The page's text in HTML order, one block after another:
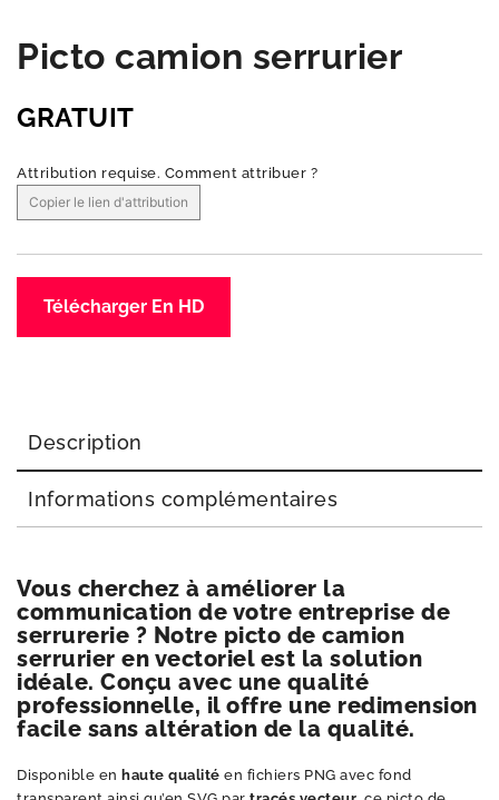
Picto camion serrurier
GRATUIT
Attribution requise. Comment attribuer ?
Copier le lien d'attribution
Télécharger En HD
Description
Informations complémentaires
Vous cherchez à améliorer la
communication de votre entreprise de
serrurerie ? Notre picto de camion
serrurier en vectoriel est la solution
idéale. Conçu avec une qualité
professionnelle, il offre une redimension
facile sans altération de la qualité.
Disponible en haute qualité en fichiers PNG avec fond